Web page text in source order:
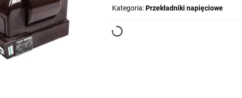
Kategoria:Przekładniki napięciowe